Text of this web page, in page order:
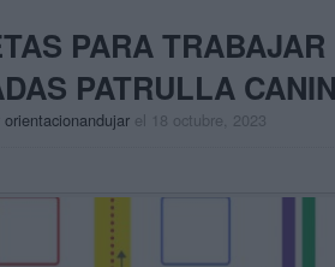
PARA
PATRULLA
orientacionandujar el 18 octubre, 2023